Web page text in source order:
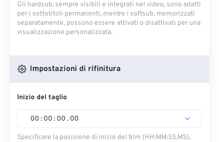
Gli hardsub, sempre visibili e integrati nel video, sono adatti
per i sottotitoli permanenti, mentre i softsub, memorizzati
separatamente, possono essere attivati ​​o disattivati ​​per una
visualizzazione personalizzata.
Impostazioni di rifinitura
Inizio del taglio
00 : 00 : 00 . 00
Specificare la posizione di inizio del trim (HH:MM:SS.MS).